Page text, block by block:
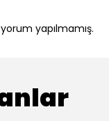
yapılmamış.